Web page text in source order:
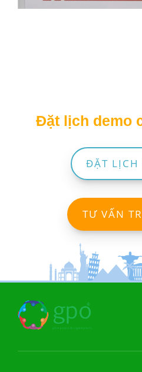
Đặt lịch demo
ĐẶT LỊCH
TƯ VẤN